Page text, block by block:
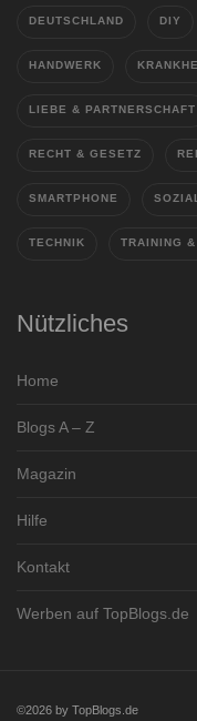
DEUTSCHLAND DIY
HANDWERK
LIEBE & PARTNERSCHAFT
RECHT & GESETZ
SMARTPHONE
TECHNIK TRAINING
Nützliches
Home
Blogs A – Z
Magazin
Hilfe
Kontakt
Werben auf TopBlogs.de
©2026 by TopBlogs.de